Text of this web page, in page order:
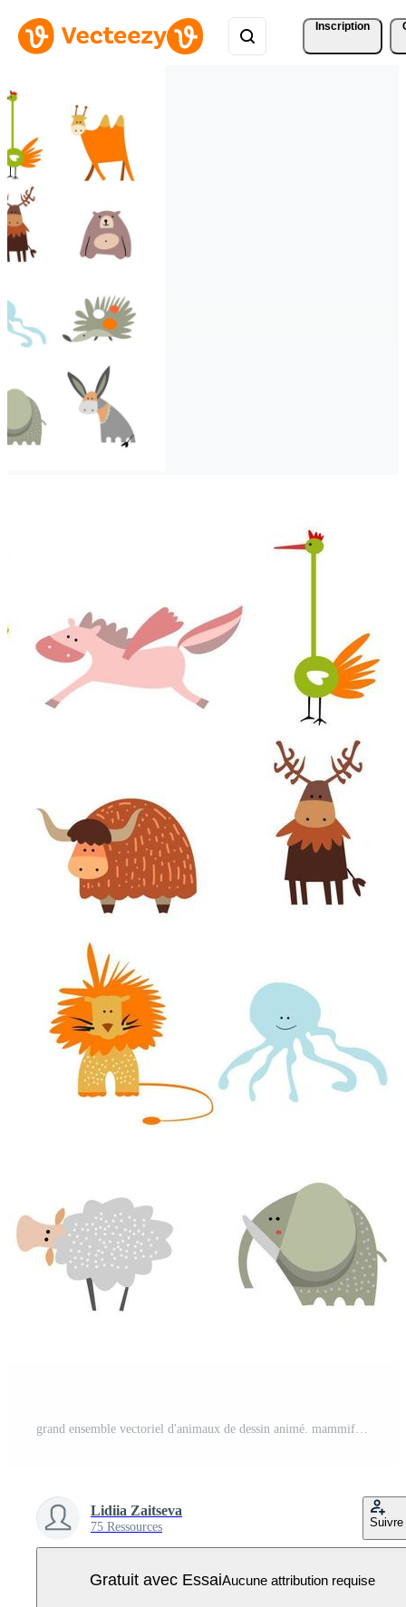
Inscription
grand ensemble vectoriel d'animaux de dessin animé. mammifères, oiseaux, poissons Vecteur Pro
Lidiia Zaitseva
75 Ressources Suivre
Gratuit avec EssaiAucune attribution requise